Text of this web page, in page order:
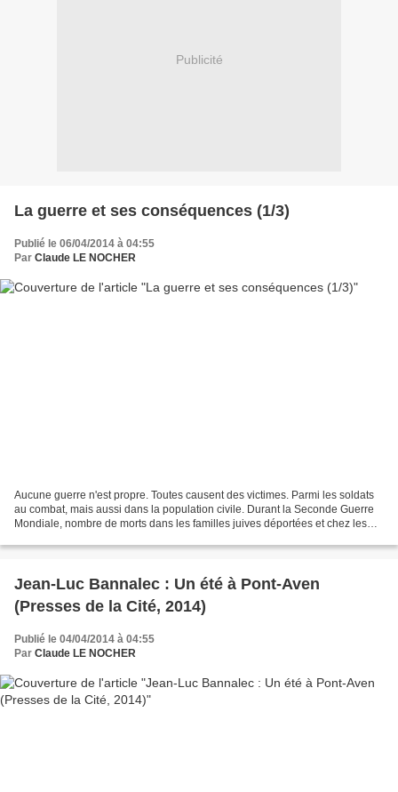
Publicité
La guerre et ses conséquences (1/3)
Publié le 06/04/2014 à 04:55
Par Claude LE NOCHER
Aucune guerre n'est propre. Toutes causent des victimes. Parmi les soldats
au combat, mais aussi dans la population civile. Durant la Seconde Guerre
Mondiale, nombre de morts dans les familles juives déportées et chez les
Jean-Luc Bannalec : Un été à Pont-Aven
(Presses de la Cité, 2014)
Publié le 04/04/2014 à 04:55
Par Claude LE NOCHER